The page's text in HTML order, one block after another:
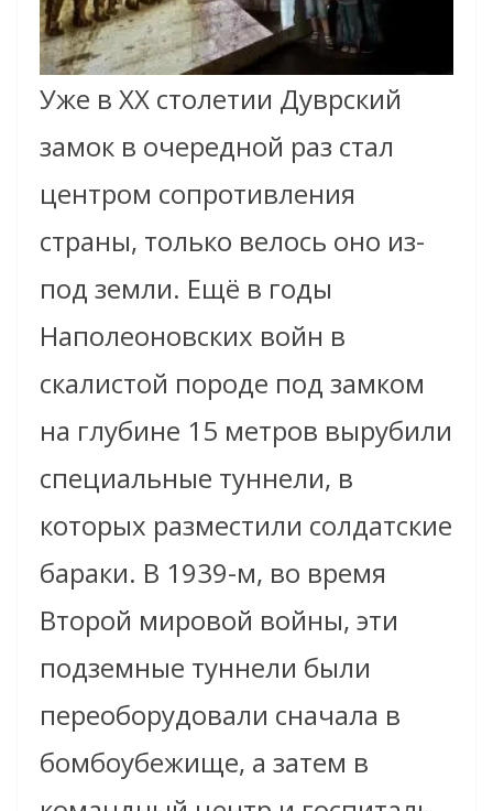
Уже в XX столетии Дуврский
замок в очередной раз стал
центром сопротивления
страны, только велось оно из-
под земли. Ещё в годы
Наполеоновских войн в
скалистой породе под замком
на глубине 15 метров вырубили
специальные туннели, в
которых разместили солдатские
бараки. В 1939-м, во время
Второй мировой войны, эти
подземные туннели были
переоборудовали сначала в
бомбоубежище, а затем в